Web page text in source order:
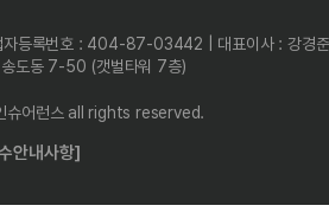
자등록번호 : 404-87-03442 | 대표이사 : 강경준
송도동 7-50 (갯벌타워 7층)
어런스 all rights reserved.
안내사항]